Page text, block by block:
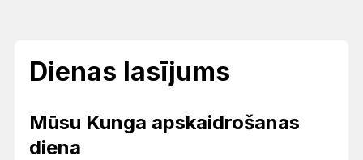
Dienas lasījums
Mūsu Kunga apskaidrošanas
diena